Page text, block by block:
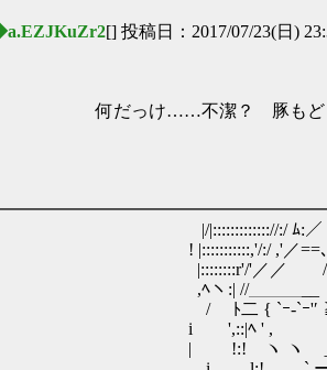
[] 投稿日：2017/07/23(日)
……不潔？ 豚もど
:/ ﾑ:／ /::/ ﾏﾑ
:/ ,'／==､':::/ .ﾏﾑ
'／／ /／､ .//ヾ
＿＿__ ヾ､ ___ //
-`ｰ'′ ≧} }.-‐‐-.{
, ￣ ´ //.-‐‐‐-
ヽ ＿__ ／ｨ .r